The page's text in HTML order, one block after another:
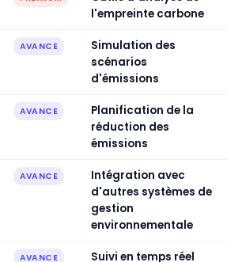
l'empreinte carbone
AVANCE
Simulation des
scénarios
d'émissions
AVANCE
Planification de la
réduction des
émissions
AVANCE
Intégration avec
d'autres systèmes de
gestion
environnementale
AVANCE
Suivi en temps réel